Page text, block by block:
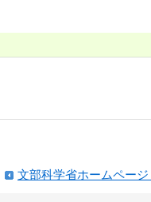
文部科学省ホームペー